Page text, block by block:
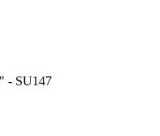
- SU147